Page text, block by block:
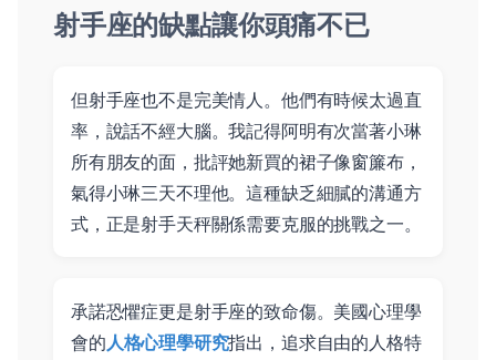
射手座的缺點讓你頭痛不已
但射手座也不是完美情人。他們有時候太過直
率，說話不經大腦。我記得阿明有次當著小琳
所有朋友的面，批評她新買的裙子像窗簾布，
氣得小琳三天不理他。這種缺乏細膩的溝通方
式，正是射手天秤關係需要克服的挑戰之一。
承諾恐懼症更是射手座的致命傷。美國心理學
會的 人格心理學研究指出，追求自由的人格特